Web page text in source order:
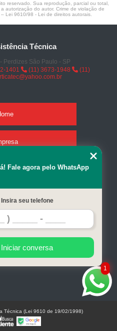
reservado. Sua reprodução, parcial ou total,
autorização do autor. Crime de violação de
– Lei 9610/98 - Lei de direitos autorais
Técnica
São Paulo - SP
1401 (11) 3673-1948
(11)
do site
1
Fale agora pelo WhatsApp
Insira seu telefone
Iniciar conversa
Técnica (Lei 9610 de 19/02/1998)